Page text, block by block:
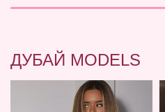
ДУБАЙ MODELS